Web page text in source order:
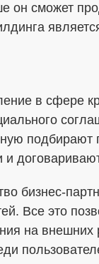
отношении
персональных
он сможет
в сфере
и
бизнес-
Все это
на внешних